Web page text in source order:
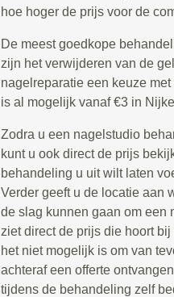
hoe hoger de prijs voor de
De meest goedkope
zijn het verwijderen van de
nagelreparatie een keuze
is al mogelijk vanaf €3 in
Zodra u een nagelstudio
kunt u ook direct de prijs
behandeling u uit wilt laten
Verder geeft u de locatie aan
de slag kunnen gaan om een
ziet direct de prijs die hoort
het niet mogelijk is om van
achteraf een offerte
tijdens de behandeling zelf